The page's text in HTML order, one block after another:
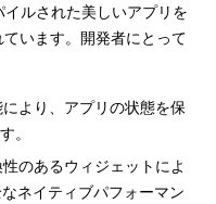
ルされた美しいアプリを
います。開発者にとって
より、アプリの状態を保
。
のあるウィジェットによ
ネイティブパフォーマン